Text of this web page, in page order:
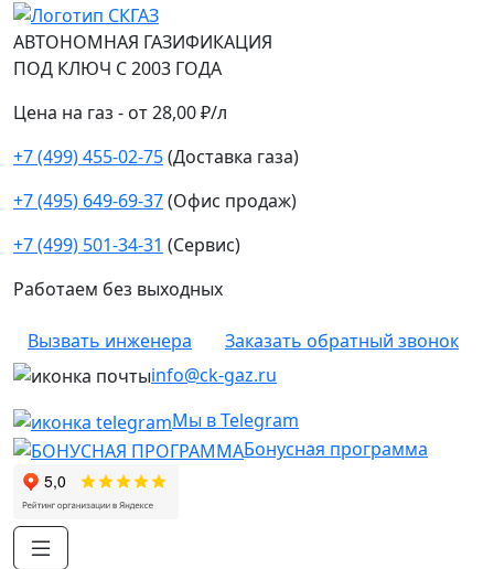
АВТОНОМНАЯ ГАЗИФИКАЦИЯ
ПОД КЛЮЧ С 2003 ГОДА
Цена на газ - от 28,00 ₽/л
+7 (499) 455-02-75(Доставка газа)
+7 (495) 649-69-37(Офис продаж)
+7 (499) 501-34-31 (Сервис)
Работаем без выходных
Вызвать инженера
Заказать обратный звонок
info@ck-gaz.ru
Мы в Telegram
Бонусная программа